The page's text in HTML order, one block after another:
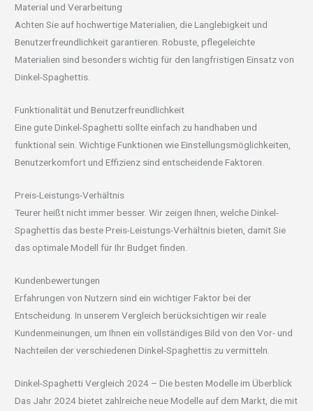
Material und Verarbeitung
Achten Sie auf hochwertige Materialien, die Langlebigkeit und
Benutzerfreundlichkeit garantieren. Robuste, pflegeleichte
Materialien sind besonders wichtig für den langfristigen Einsatz von
Dinkel-Spaghettis.
Funktionalität und Benutzerfreundlichkeit
Eine gute Dinkel-Spaghetti sollte einfach zu handhaben und
funktional sein. Wichtige Funktionen wie Einstellungsmöglichkeiten,
Benutzerkomfort und Effizienz sind entscheidende Faktoren.
Preis-Leistungs-Verhältnis
Teurer heißt nicht immer besser. Wir zeigen Ihnen, welche Dinkel-
Spaghettis das beste Preis-Leistungs-Verhältnis bieten, damit Sie
das optimale Modell für Ihr Budget finden.
Kundenbewertungen
Erfahrungen von Nutzern sind ein wichtiger Faktor bei der
Entscheidung. In unserem Vergleich berücksichtigen wir reale
Kundenmeinungen, um Ihnen ein vollständiges Bild von den Vor- und
Nachteilen der verschiedenen Dinkel-Spaghettis zu vermitteln.
Dinkel-Spaghetti Vergleich 2024 – Die besten Modelle im Überblick
Das Jahr 2024 bietet zahlreiche neue Modelle auf dem Markt, die mit